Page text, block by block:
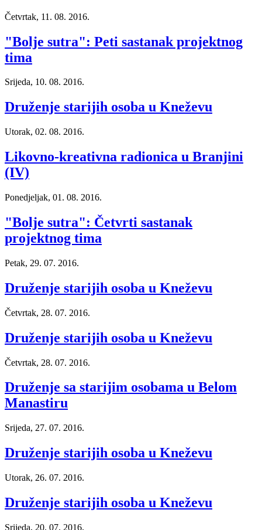
Četvrtak, 11. 08. 2016.
"Bolje sutra": Peti sastanak projektnog
tima
Srijeda, 10. 08. 2016.
Druženje starijih osoba u Kneževu
Utorak, 02. 08. 2016.
Likovno-kreativna radionica u Branjini
(IV)
Ponedjeljak, 01. 08. 2016.
"Bolje sutra": Četvrti sastanak
projektnog tima
Petak, 29. 07. 2016.
Druženje starijih osoba u Kneževu
Četvrtak, 28. 07. 2016.
Druženje starijih osoba u Kneževu
Četvrtak, 28. 07. 2016.
Druženje sa starijim osobama u Belom
Manastiru
Srijeda, 27. 07. 2016.
Druženje starijih osoba u Kneževu
Utorak, 26. 07. 2016.
Druženje starijih osoba u Kneževu
Srijeda, 20. 07. 2016.